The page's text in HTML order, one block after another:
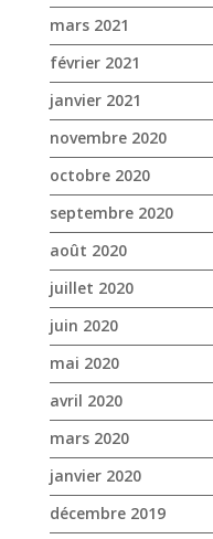
mars 2021
février 2021
janvier 2021
novembre 2020
octobre 2020
septembre 2020
août 2020
juillet 2020
juin 2020
mai 2020
avril 2020
mars 2020
janvier 2020
décembre 2019